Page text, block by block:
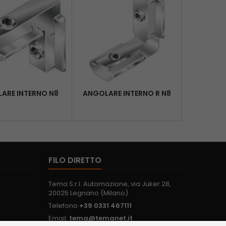
INTERNO N8 ANGOLARE INTERNO R N8
FILO DIRETTO
Tema S.r.l. Automazione, via Juker 28,
20025 Legnano (Milano)
Telefono +39 0331 467111
Email: tema@temanet.it